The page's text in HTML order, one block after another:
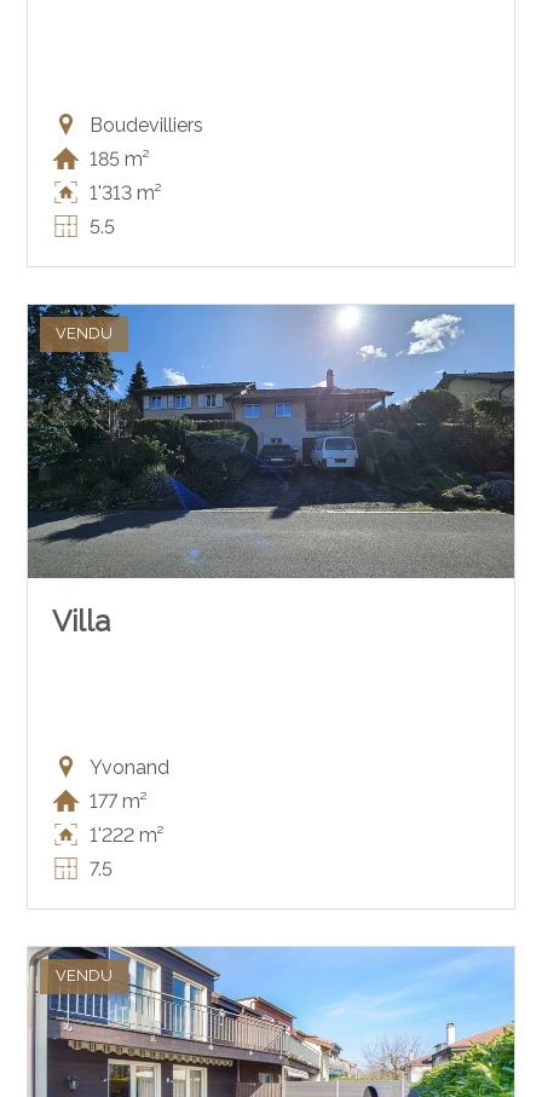
Boudevilliers
185 m²
1'313 m²
5.5
VENDU
Villa
Yvonand
177 m²
1'222 m²
7.5
VENDU